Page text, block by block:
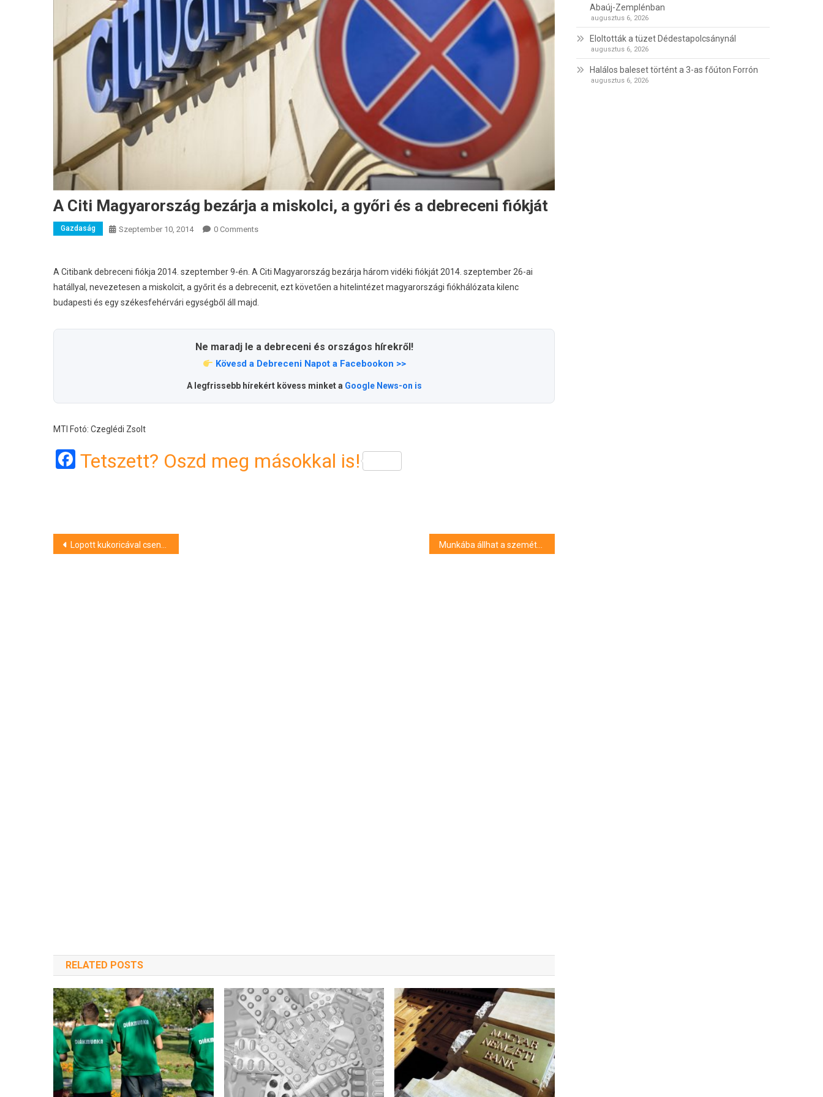
A Citi Magyarország bezárja a miskolci, a győri és a debreceni fiókját
Gazdaság Szeptember 10, 2014 0 Comments
A Citibank debreceni fiókja 2014. szeptember 9-én. A Citi Magyarország bezárja három vidéki fiókját 2014. szeptember 26-ai
hatállyal, nevezetesen a miskolcit, a győrit és a debrecenit, ezt követően a hitelintézet magyarországi fiókhálózata kilenc
budapesti és egy székesfehérvári egységből áll majd.
Ne maradj le a debreceni és országos hírekről!
Kövesd a Debreceni Napot a Facebookon >>
A legfrissebb hírekért kövess minket a Google News-on is
MTI Fotó: Czeglédi Zsolt
Facebook
Tetszett? Oszd meg másokkal is!
Bejegyzés
Lopott kukoricával csencseltek – enyhébb ítéletet kapnak
RELATED POSTS
Abaúj-Zemplénban
augusztus 6, 2026
Eloltották a tüzet Dédestapolcsánynál
augusztus 6, 2026
Halálos baleset történt a 3-as főúton Forrón
augusztus 6, 2026